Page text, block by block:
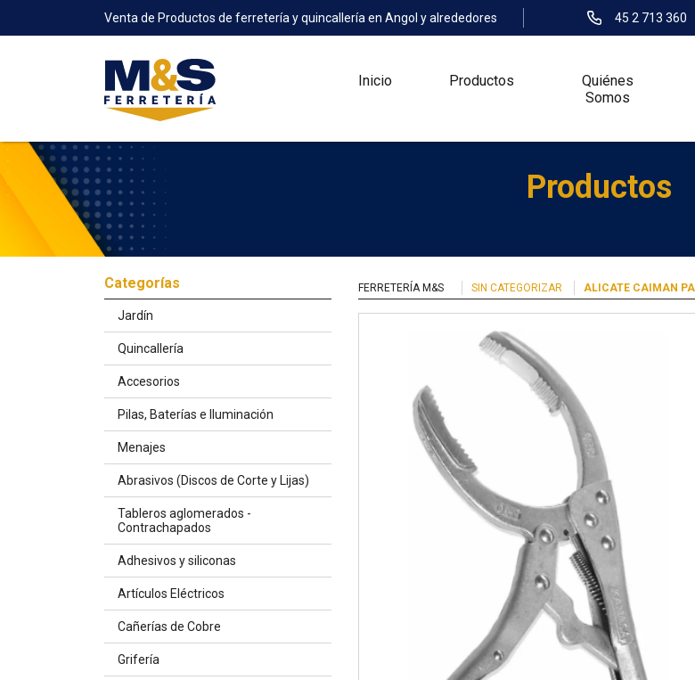
Venta de Productos de ferretería y quincallería en Angol y alrededores 45 2 713 360
Inicio Productos
Quiénes
Somos
Productos
Categorías
Jardín
Quincallería
Accesorios
Pilas, Baterías e Iluminación
Menajes
Abrasivos (Discos de Corte y Lijas)
Tableros aglomerados -
Contrachapados
Adhesivos y siliconas
Artículos Eléctricos
Cañerías de Cobre
Grifería
FERRETERÍA M&S SIN CATEGORIZAR ALICATE CAIMAN